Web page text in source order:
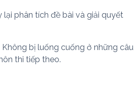
lại phân tích đề bài và giải quyết
bị luống cuống ở những câu
thi tiếp theo.